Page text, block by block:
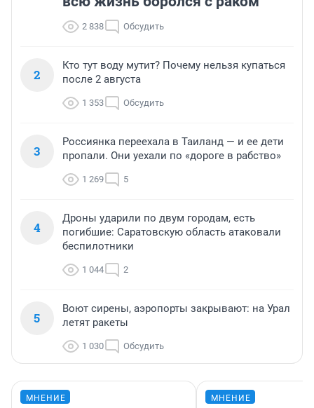
2 838 Обсудить
2
Кто тут воду мутит? Почему нельзя купаться
после 2 августа
1 353 Обсудить
3
Россиянка переехала в Таиланд — и ее дети
пропали. Они уехали по «дороге в рабство»
1 269 5
4
Дроны ударили по двум городам, есть
погибшие: Саратовскую область атаковали
беспилотники
1 044 2
5
Воют сирены, аэропорты закрывают: на Урал
летят ракеты
1 030 Обсудить
МНЕНИЕ МНЕНИЕ